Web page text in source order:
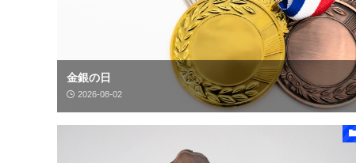
金銀の日
2026-08-02